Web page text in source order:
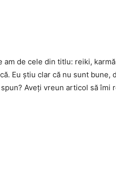
am de cele din titlu: reiki,
Eu ştiu clar că nu sunt bune,
Aveţi vreun articol să îmi